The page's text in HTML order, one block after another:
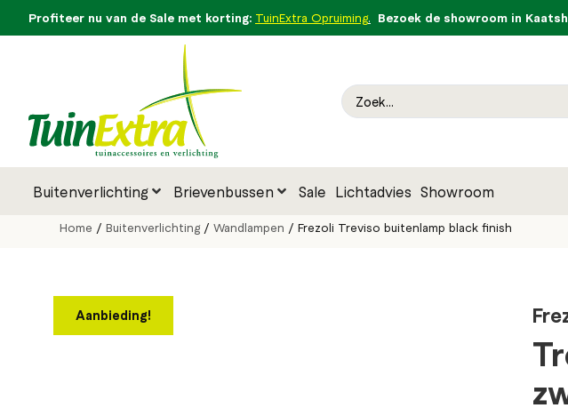
Profiteer nu van de Sale met korting: TuinExtra Opruiming. Bezoek de showroom in
Buitenverlichting Brievenbussen Sale Lichtadvies Showroom
Home /Buitenverlichting/Wandlampen / Frezoli Treviso buitenlamp black finish
Aanbieding!